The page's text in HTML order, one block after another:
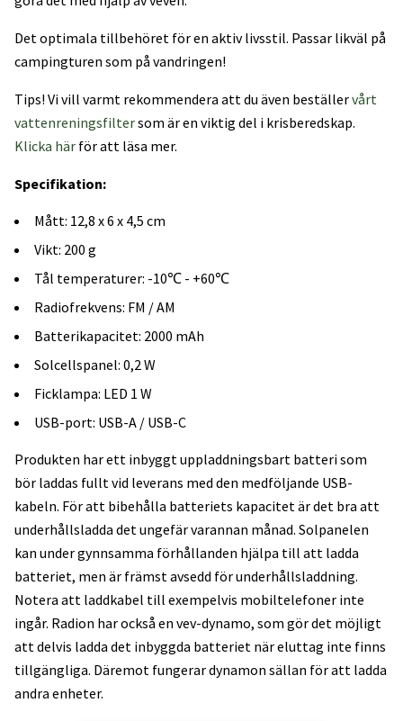
Det optimala tillbehöret för en aktiv livsstil. Passar likväl på
campingturen som på vandringen!
Tips! Vi vill varmt rekommendera att du även beställervårt
vattenreningsfiltersom är en viktig del i krisberedskap.
Klicka här för att läsa mer.
Specifikation:
Mått: 12,8 x 6 x 4,5 cm
Vikt: 200 g
Tål temperaturer: -10℃ - +60℃
Radiofrekvens: FM / AM
Batterikapacitet: 2000 mAh
Solcellspanel: 0,2 W
Ficklampa: LED 1 W
USB-port: USB-A / USB-C
Produkten har ett inbyggt uppladdningsbart batteri som
bör laddas fullt vid leverans med den medföljande USB-
kabeln. För att bibehålla batteriets kapacitet är det bra att
underhållsladda det ungefär varannan månad. Solpanelen
kan under gynnsamma förhållanden hjälpa till att ladda
batteriet, men är främst avsedd för underhållsladdning.
Notera att laddkabel till exempelvis mobiltelefoner inte
ingår. Radion har också en vev-dynamo, som gör det möjligt
att delvis ladda det inbyggda batteriet när eluttag inte finns
tillgängliga. Däremot fungerar dynamon sällan för att ladda
andra enheter.